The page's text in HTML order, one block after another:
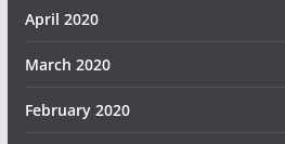
April 2020
March 2020
February 2020